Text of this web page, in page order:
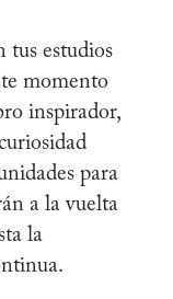
tus estudios
momento
inspirador,
para
a la vuelta
la